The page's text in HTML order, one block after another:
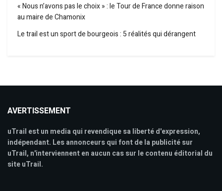
« Nous n’avons pas le choix » : le Tour de France donne raison
au maire de Chamonix
Le trail est un sport de bourgeois : 5 réalités qui dérangent
AVERTISSEMENT
uTrail est un media qui revendique sa liberté d'expression,
indépendant. Les annonceurs qui font de la publicité sur
uTrail, n'interviennent en aucun cas sur le contenu éditorial du
site uTrail.